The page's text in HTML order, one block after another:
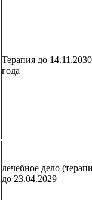
Терапия до 14.11.2030
года
лечебное дело
до 23.04.2029